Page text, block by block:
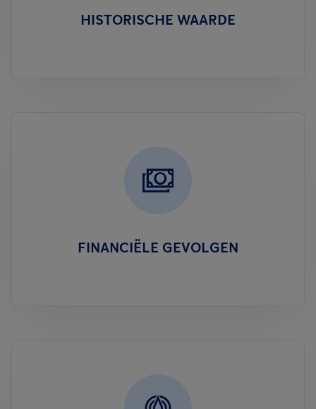
HISTORISCHE WAARDE
FINANCIËLE GEVOLGEN